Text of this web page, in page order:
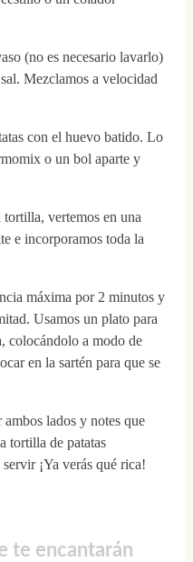
(no es necesario lavarlo)
Mezclamos a velocidad
con el huevo batido. Lo
o un bol aparte y
tortilla, vertemos en una
e incorporamos toda la
máxima por 2 minutos y
Usamos un plato para
colocándolo a modo de
en la sartén para que se
lados y notes que
tortilla de patatas
¡Ya verás qué rica!
te encantarán